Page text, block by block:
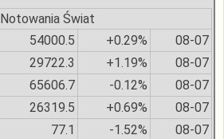
Notowania Świat
54000.5 +0.29% 08-07
29722.3 +1.19% 08-07
65606.7 -0.12% 08-07
26319.5 +0.69% 08-07
77.1 -1.52% 08-07